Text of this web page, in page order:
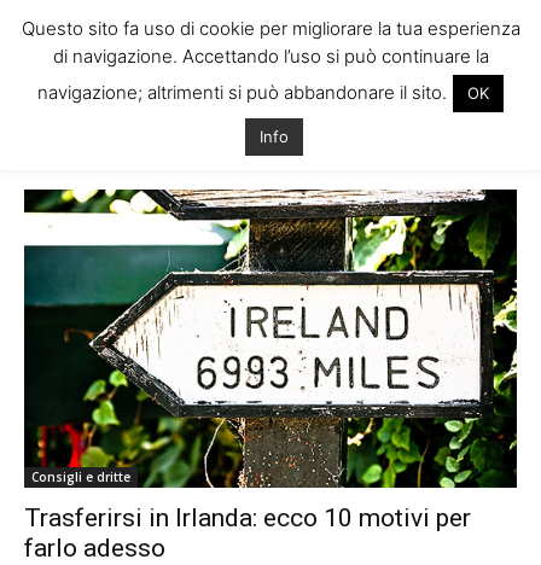
Tag: trasferirsi a Cork
Consigli e dritte
Trasferirsi in Irlanda: ecco 10 motivi per
farlo adesso
Questo sito fa uso di cookie per migliorare la tua esperienza
di navigazione. Accettando l’uso si può continuare la
navigazione; altrimenti si può abbandonare il sito.
OK
Info